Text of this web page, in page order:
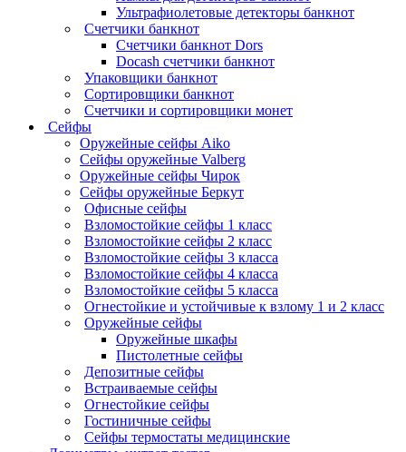
Ультрафиолетовые детекторы банкнот
Счетчики банкнот
Счетчики банкнот Dors
Docash счетчики банкнот
Упаковщики банкнот
Сортировщики банкнот
Счетчики и сортировщики монет
Сейфы
Оружейные сейфы Aiko
Сейфы оружейные Valberg
Оружейные сейфы Чирок
Сейфы оружейные Беркут
Офисные сейфы
Взломостойкие сейфы 1 класс
Взломостойкие сейфы 2 класс
Взломостойкие сейфы 3 класса
Взломостойкие сейфы 4 класса
Взломостойкие сейфы 5 класса
Огнестойкие и устойчивые к взлому 1 и 2 класс
Оружейные сейфы
Оружейные шкафы
Пистолетные сейфы
Депозитные сейфы
Встраиваемые сейфы
Огнестойкие сейфы
Гостиничные сейфы
Сейфы термостаты медицинские